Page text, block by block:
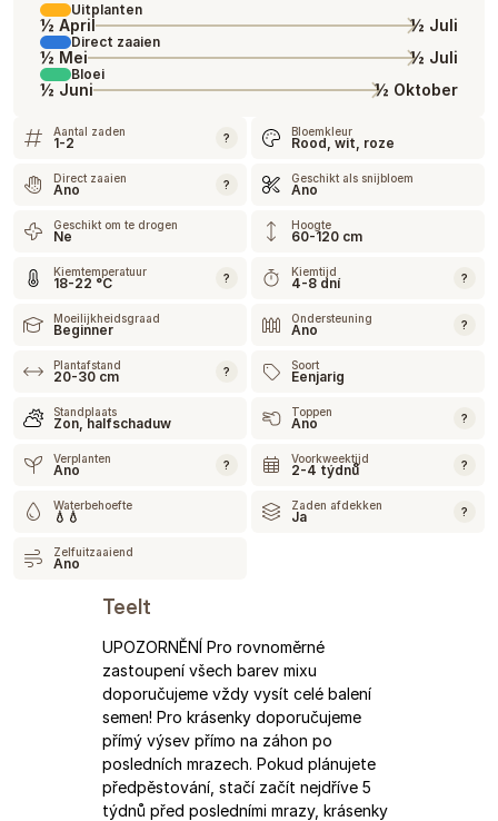
Uitplanten
½ April ½ Juli
Direct zaaien
½ Mei ½ Juli
Bloei
½ Juni ½ Oktober
Aantal zaden
1-2 ? Bloemkleur
Rood, wit, roze
Direct zaaien
Ano ? Geschikt als snijbloem
Ano
Geschikt om te drogen
Ne
Hoogte
60-120 cm
Kiemtemperatuur
18-22 °C ? Kiemtijd
4-8 dní ?
Moeilijkheidsgraad
Beginner
Ondersteuning
Ano ?
Plantafstand
20-30 cm ? Soort
Eenjarig
Standplaats
Zon, halfschaduw
Toppen
Ano ?
Verplanten
Ano ? Voorkweektijd
2-4 týdnů ?
Waterbehoefte
💧💧
Zaden afdekken
Ja ?
Zelfuitzaaiend
Ano
Teelt
UPOZORNĚNÍ Pro rovnoměrné
zastoupení všech barev mixu
doporučujeme vždy vysít celé balení
semen! Pro krásenky doporučujeme
přímý výsev přímo na záhon po
posledních mrazech. Pokud plánujete
předpěstování, stačí začít nejdříve 5
týdnů před posledními mrazy, krásenky